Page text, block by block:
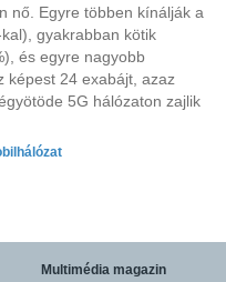
nő. Egyre többen kínálják a
gyakrabban kötik
és egyre nagyobb
képest 24 exabájt, azaz
5G hálózaton zajlik
Multimédia magazin